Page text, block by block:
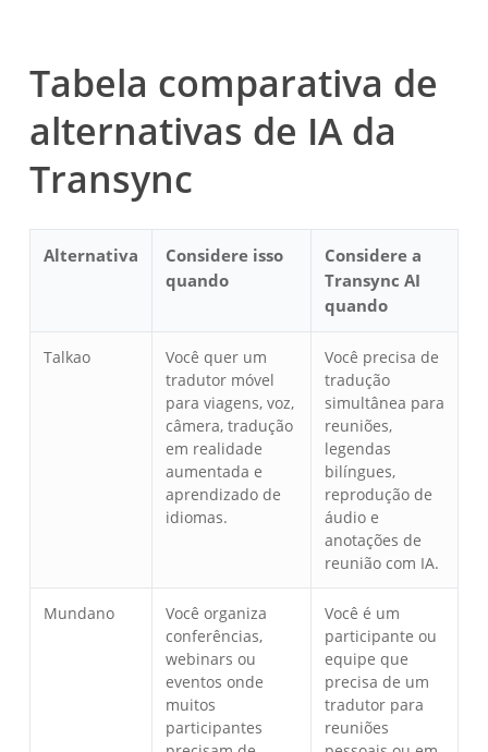
Tabela comparativa de
alternativas de IA da
Transync
Alternativa
Considere isso
quando
Considere a
Transync AI
quando
Talkao
Você quer um
tradutor móvel
para viagens, voz,
câmera, tradução
em realidade
aumentada e
aprendizado de
idiomas.
Você precisa de
tradução
simultânea para
reuniões,
legendas
bilíngues,
reprodução de
áudio e
anotações de
reunião com IA.
Mundano
Você organiza
conferências,
webinars ou
eventos onde
muitos
participantes
Você é um
participante ou
equipe que
precisa de um
tradutor para
reuniões